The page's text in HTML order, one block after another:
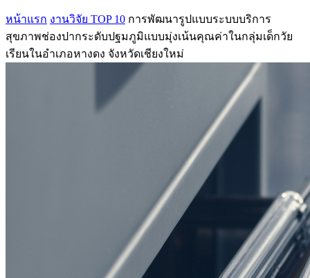
หน้าแรก งานวิจัย TOP 10 การพัฒนารูปแบบระบบบริการ
สุขภาพช่องปากระดับปฐมภูมิแบบมุ่งเน้นคุณค่าในกลุ่มเด็กวัย
เรียนในอำเภอหางดง จังหวัดเชียงใหม่